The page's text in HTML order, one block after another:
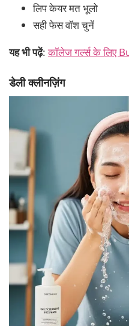
लिप केयर मत भूलो
सही फेस वॉश चुनें
यह भी पढ़ें:कॉलेज गर्ल्स के लिए
डेली क्लीनज़िंग